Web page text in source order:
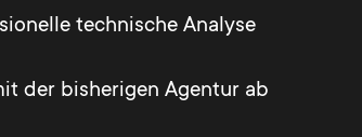
technische Analyse
der bisherigen Agentur ab